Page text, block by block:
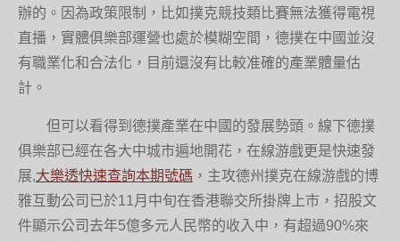
辦的。因為政策限制，比如撲克競技類比賽無法獲得電視
直播，實體俱樂部運營也處於模糊空間，德撲在中國並沒
有職業化和合法化，目前還沒有比較准確的產業體量估
計。
但可以看得到德撲產業在中國的發展勢頭。線下德撲
俱樂部已經在各大中城市遍地開花，在線游戲更是快速發
展,大樂透快速查詢本期號碼 ，主攻德州撲克在線游戲的博
雅互動公司已於11月中旬在香港聯交所掛牌上市，招股文
件顯示公司去年5億多元人民幣的收入中，有超過90%來